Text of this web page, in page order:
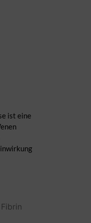
ist eine
Fibrin